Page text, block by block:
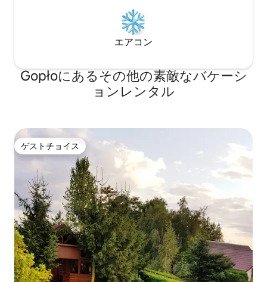
エアコン
Gopłoにあるその他の素敵なバケーシ
ョンレンタル
ゲストチョイス
ゲストチョイス